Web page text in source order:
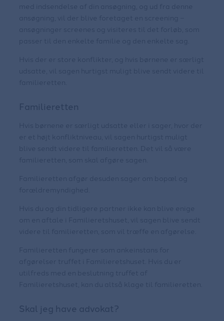
med indsendelse af din ansøgning, og ud fra denne
ansøgning, vil der blive foretaget en screening –
ansøgninger screenes og visiteres til det forløb, som
passer til den enkelte familie og den enkelte sag.
Hvis der er store konflikter, og hvis børnene er særligt
udsatte, vil sagen hurtigst muligt blive sendt videre til
familieretten.
Familieretten
Hvis børnene er særligt udsatte eller i sager, hvor der
er et højt konfliktniveau, vil sagen hurtigst muligt
blive sendt videre til familieretten. Det vil så være
familieretten, som skal afgøre sagen.
Familieretten afgør desuden sager om bopæl og
forældremyndighed.
Hvis du og din tidligere partner ikke kan blive enige
om en aftale i Familieretshuset, vil sagen blive sendt
videre til familieretten, som vil træffe en afgørelse.
Familieretten fungerer som ankeinstans for
afgørelser truffet i Familieretshuset. Hvis du er
utilfreds med en beslutning truffet af
Familieretshuset, kan du altså klage til familieretten.
Skal jeg have advokat?